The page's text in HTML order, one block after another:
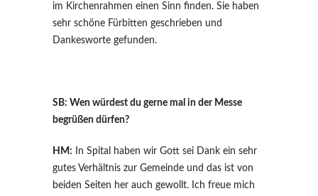
im Kirchenrahmen einen Sinn finden. Sie haben
sehr schöne Fürbitten geschrieben und
Dankesworte gefunden.
SB: Wen würdest du gerne mal in der Messe
begrüßen dürfen?
HM: In Spital haben wir Gott sei Dank ein sehr
gutes Verhältnis zur Gemeinde und das ist von
beiden Seiten her auch gewollt. Ich freue mich